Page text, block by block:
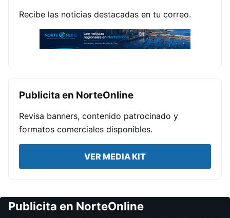
Recibe las noticias destacadas en tu correo.
Publicita en NorteOnline
Revisa banners, contenido patrocinado y
formatos comerciales disponibles.
VER MEDIA KIT
Publicita en NorteOnline